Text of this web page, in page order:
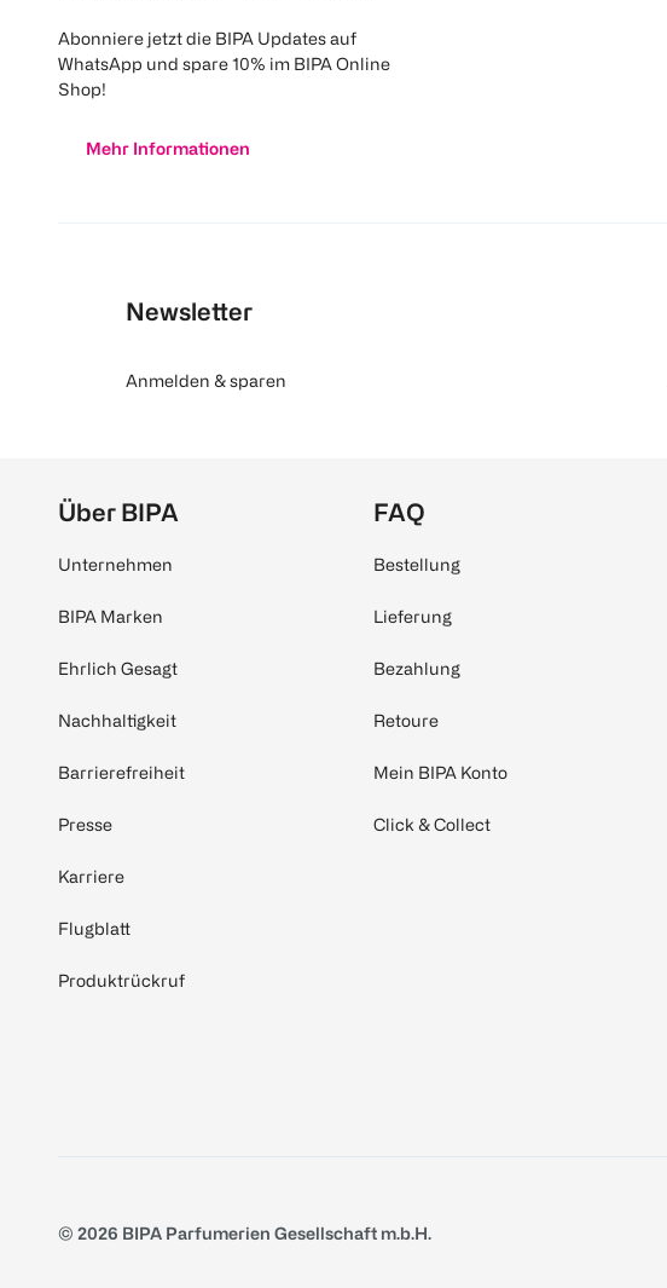
Abonniere jetzt die BIPA Updates auf
WhatsApp und spare 10% im BIPA Online
Shop!
Mehr Informationen
Newsletter
Anmelden & sparen
Über BIPA
Unternehmen
BIPA Marken
Ehrlich Gesagt
Nachhaltigkeit
Barrierefreiheit
Presse
Karriere
Flugblatt
Produktrückruf
FAQ
Bestellung
Lieferung
Bezahlung
Retoure
Mein BIPA Konto
Click & Collect
© 2026 BIPA Parfumerien Gesellschaft m.b.H.